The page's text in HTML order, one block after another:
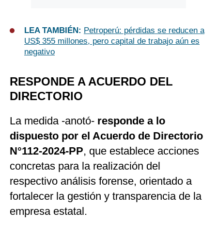
LEA TAMBIÉN: Petroperú: pérdidas se reducen a
US$ 355 millones, pero capital de trabajo aún es
negativo
RESPONDE A ACUERDO DEL
DIRECTORIO
La medida -anotó- responde a lo
dispuesto por el Acuerdo de Directorio
N°112-2024-PP, que establece acciones
concretas para la realización del
respectivo análisis forense, orientado a
fortalecer la gestión y transparencia de la
empresa estatal.